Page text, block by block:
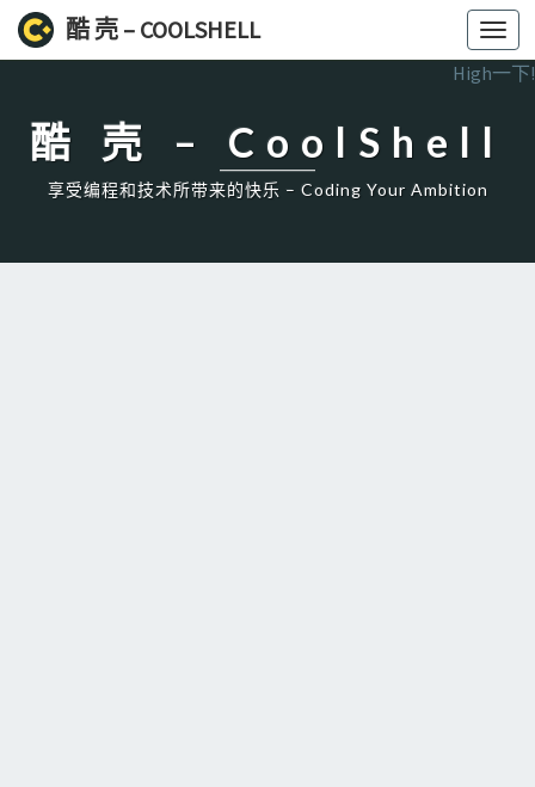
酷 壳 – COOLSHELL
High一下!
酷 壳 – CoolShell
享受编程和技术所带来的快乐 – Coding Your Ambition